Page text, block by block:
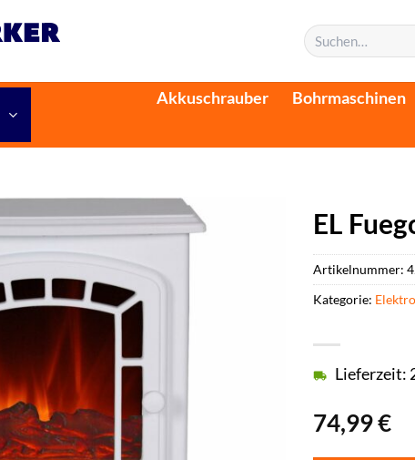
Suchen
nach:
Akkuschrauber Bohrmaschinen
EL
74,99€
Lieferzeit:
Artikelnummer:
Kategorie: